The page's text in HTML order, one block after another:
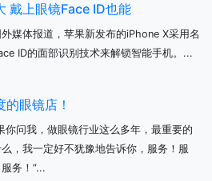
戴上眼镜Face ID也能
媒体报道，苹果新发布的iPhone X采用名
ID的面部识别技术来解锁智能手机。...
眼镜店！
你问我，做眼镜行业这么多年，最重要的
，我一定好不犹豫地告诉你，服务！服
务！”...